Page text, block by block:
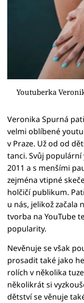
Youtuberka
Veronika Spurná
velmi oblíbené
v Praze. Už od od
tanci. Svůj
2011 a s menšími
zejména vtipné
holčičí publikum.
u nás, jelikož začala
tvorba na YouTube
popularity.
Nevěnuje se však
prosadit také jako
rolích v několika
několikrát si
dětství se věnuje